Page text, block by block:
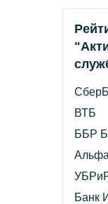
ВТБ
ББР
Банк